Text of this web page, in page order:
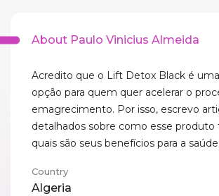
About Paulo Vinicius Almeida
Acredito que o Lift Detox Black é
opção para quem quer acelerar o
emagrecimento. Por isso, escrevo
detalhados sobre como esse produto
quais são seus benefícios para a saúde.
Country
Algeria